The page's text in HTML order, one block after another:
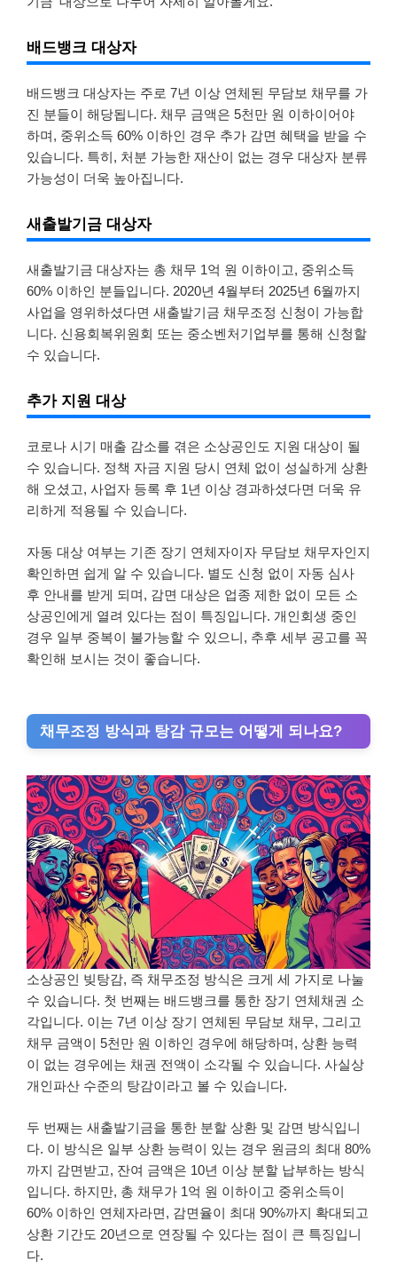
배드뱅크 대상자
배드뱅크 대상자는 주로 7년 이상 연체된 무담보 채무를 가
진 분들이 해당됩니다. 채무 금액은 5천만 원 이하이어야
하며, 중위소득 60% 이하인 경우 추가 감면 혜택을 받을 수
있습니다. 특히, 처분 가능한 재산이 없는 경우 대상자 분류
가능성이 더욱 높아집니다.
새출발기금 대상자
새출발기금 대상자는 총 채무 1억 원 이하이고, 중위소득
60% 이하인 분들입니다. 2020년 4월부터 2025년 6월까지
사업을 영위하셨다면 새출발기금 채무조정 신청이 가능합
니다. 신용회복위원회 또는 중소벤처기업부를 통해 신청할
수 있습니다.
추가 지원 대상
코로나 시기 매출 감소를 겪은 소상공인도 지원 대상이 될
수 있습니다. 정책 자금 지원 당시 연체 없이 성실하게 상환
해 오셨고, 사업자 등록 후 1년 이상 경과하셨다면 더욱 유
리하게 적용될 수 있습니다.
자동 대상 여부는 기존 장기 연체자이자 무담보 채무자인지
확인하면 쉽게 알 수 있습니다. 별도 신청 없이 자동 심사
후 안내를 받게 되며, 감면 대상은 업종 제한 없이 모든 소
상공인에게 열려 있다는 점이 특징입니다. 개인회생 중인
경우 일부 중복이 불가능할 수 있으니, 추후 세부 공고를 꼭
확인해 보시는 것이 좋습니다.
채무조정 방식과 탕감 규모는 어떻게 되나요?
소상공인 빚탕감, 즉 채무조정 방식은 크게 세 가지로 나눌
수 있습니다. 첫 번째는 배드뱅크를 통한 장기 연체채권 소
각입니다. 이는 7년 이상 장기 연체된 무담보 채무, 그리고
채무 금액이 5천만 원 이하인 경우에 해당하며, 상환 능력
이 없는 경우에는 채권 전액이 소각될 수 있습니다. 사실상
개인파산 수준의 탕감이라고 볼 수 있습니다.
두 번째는 새출발기금을 통한 분할 상환 및 감면 방식입니
다. 이 방식은 일부 상환 능력이 있는 경우 원금의 최대 80%
까지 감면받고, 잔여 금액은 10년 이상 분할 납부하는 방식
입니다. 하지만, 총 채무가 1억 원 이하이고 중위소득이
60% 이하인 연체자라면, 감면율이 최대 90%까지 확대되고
상환 기간도 20년으로 연장될 수 있다는 점이 큰 특징입니
다.